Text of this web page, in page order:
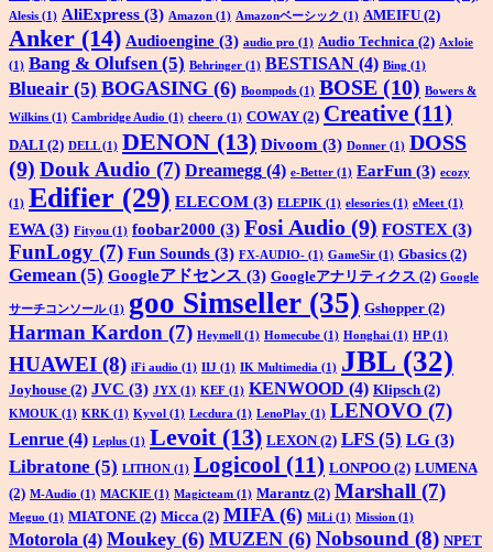
Alesis (1) AliExpress (3) Amazon (1) Amazonベーシック (1) AMEIFU (2)
Anker (14) Audioengine (3) audio pro (1) Audio Technica (2) Axloie
(1) Bang & Olufsen(5) Behringer (1) BESTISAN (4) Bing (1)
Blueair (5) BOGASING (6) Boompods (1) BOSE (10) Bowers &
Wilkins (1) Cambridge Audio (1) cheero (1) COWAY (2) Creative (11)
DALI (2) DELL(1) DENON (13) Divoom (3) Donner (1) DOSS
(9) Douk Audio (7) Dreamegg (4) e-Better (1) EarFun (3) ecozy
(1) Edifier (29) ELECOM (3) ELEPIK (1) elesories (1) eMeet (1)
EWA (3) Fityou (1) foobar2000 (3) Fosi Audio (9) FOSTEX (3)
FunLogy (7) Fun Sounds (3) FX-AUDIO- (1) GameSir (1) Gbasics (2)
Gemean(5) Googleアドセンス (3) Googleアナリティクス (2) Google
サーチコンソール(1) goo Simseller (35) Gshopper (2)
Harman Kardon (7) Heymell (1) Homecube (1) Honghai (1) HP(1)
HUAWEI (8) iFi audio (1) IIJ (1) IK Multimedia (1) JBL (32)
Joyhouse (2) JVC (3) JYX (1) KEF (1) KENWOOD (4) Klipsch (2)
KMOUK (1) KRK (1) Kyvol (1) Lecdura (1) LenoPlay (1) LENOVO (7)
Lenrue (4) Leplus (1) Levoit(13) LEXON(2) LFS (5) LG (3)
Libratone (5) LITHON (1) Logicool (11) LONPOO (2) LUMENA
(2) M-Audio (1) MACKIE (1) Magicteam (1) Marantz (2) Marshall (7)
Meguo (1) MIATONE (2) Micca (2) MIFA(6) MiLi (1) Mission (1)
Motorola (4) Moukey (6) MUZEN (6) Nobsound (8) NPET